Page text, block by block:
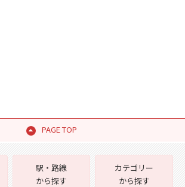
PAGE TOP
駅・路線
から探す
カテゴリー
から探す